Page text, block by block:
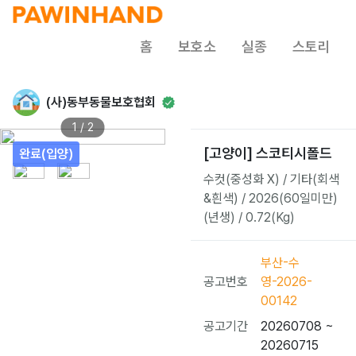
홈 보호소 실종 스토리
(사)동부동물보호협회
완료(입양)
1 / 2
[고양이] 스코티시폴드
수컷(중성화 X) / 기타(회색
&흰색) / 2026(60일미만)
(년생) / 0.72(Kg)
공고번호
부산-수
영-2026-
00142
공고기간
20260708 ~
20260715